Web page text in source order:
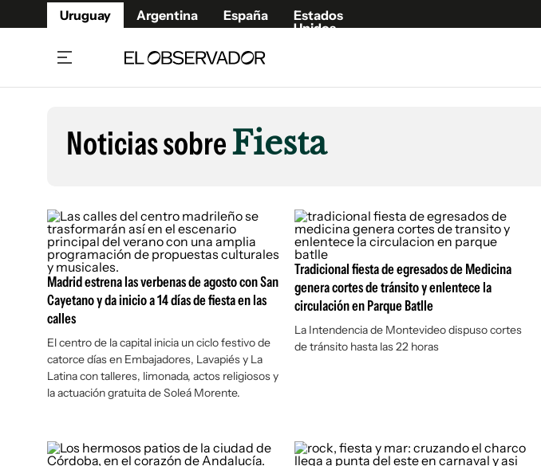
Uruguay Argentina España
Estados
Unidos
Beneficios Member
Café y Negocios
Economía y Empresas
Agro
Brand Studio
Mundo
Cultura y Espectáculos
Fúnebres
Publicaciones
Newsletters
Argentina
España
Estados Unidos
Noticias sobreFiesta
Madrid estrena las verbenas de agosto con San
Cayetano y da inicio a 14 días de fiesta en las
calles
El centro de la capital inicia un ciclo festivo de
catorce días en Embajadores, Lavapiés y La
Latina con talleres, limonada, actos religiosos y
la actuación gratuita de Soleá Morente.
Tradicional fiesta de egresados de Medicina
genera cortes de tránsito y enlentece la
circulación en Parque Batlle
La Intendencia de Montevideo dispuso cortes
de tránsito hasta las 22 horas